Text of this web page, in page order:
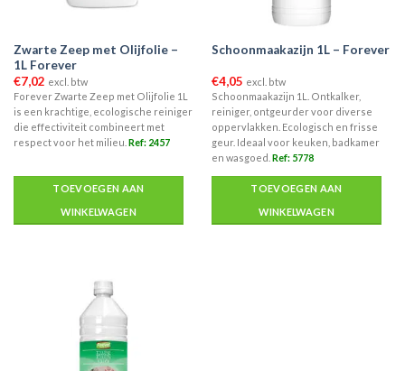
Zwarte Zeep met Olijfolie –
1L Forever
€7,02 excl. btw
Forever Zwarte Zeep met Olijfolie 1L
is een krachtige, ecologische reiniger
die effectiviteit combineert met
respect voor het milieu. Ref: 2457
TOEVOEGEN AAN
WINKELWAGEN
Schoonmaakazijn 1L – Forever
€4,05 excl. btw
Schoonmaakazijn 1L. Ontkalker,
reiniger, ontgeurder voor diverse
oppervlakken. Ecologisch en frisse
geur. Ideaal voor keuken, badkamer
en wasgoed. Ref: 5778
TOEVOEGEN AAN
WINKELWAGEN